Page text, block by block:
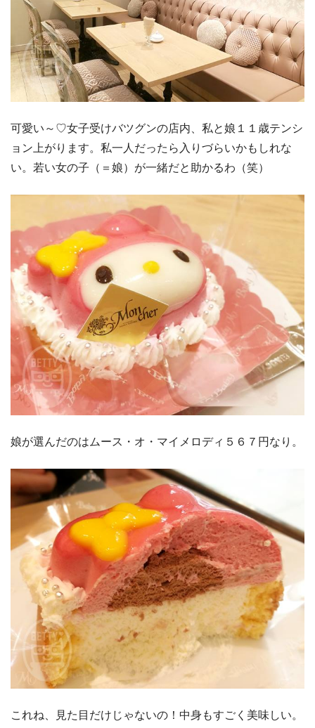
可愛い～♡女子受けバツグンの店内、私と娘１１歳テンシ
ョン上がります。私一人だったら入りづらいかもしれな
い。若い女の子（＝娘）が一緒だと助かるわ（笑）
娘が選んだのはムース・オ・マイメロディ５６７円なり。
これね、見た目だけじゃないの！中身もすごく美味しい。